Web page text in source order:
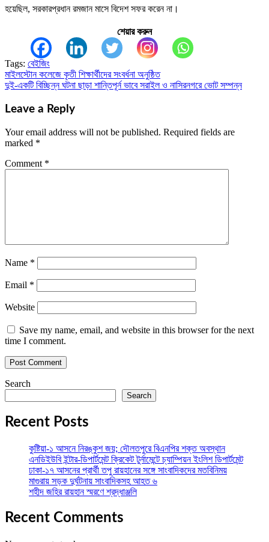
হয়েছিল, সরকারপ্রধান রমজান মাসে বিদেশ সফর করেন না।
শেয়ার করুন
Tags: বেইজিং
Post
navigation
মাইলস্টোন কলেজে কৃতী শিক্ষার্থীদের সংবর্ধনা অনুষ্ঠিত
দুই-একটি বিচ্ছিন্ন ঘটনা ছাড়া শান্তিপূর্ন ভাবে সরাইল ও নাসিরনগরে ভোট সম্পন্ন
Leave a Reply
Your email address will not be published. Required fields are
marked *
Comment *
Name *
Email *
Website
Save my name, email, and website in this browser for the next
time I comment.
Search
Search
Recent Posts
কুষ্টিয়া-১ আসনে নিরঙ্কুশ জয়; দৌলতপুরে বিএনপির শক্ত অবস্থান
এনডিইউবি ইন্টার-ডিপার্টমেন্ট ক্রিকেট টুর্নামেন্টে চ্যাম্পিয়ন ইংলিশ ডিপার্টমেন্ট
ঢাকা-১৭ আসনের প্রার্থী তপু রায়হানের সঙ্গে সাংবাদিকদের মতবিনিময়
মাগুরায় সড়ক দুর্ঘটনায় সাংবাদিকসহ আহত ৬
শহীদ জহির রায়হান স্মরণে শ্রদ্ধাঞ্জলি
Recent Comments